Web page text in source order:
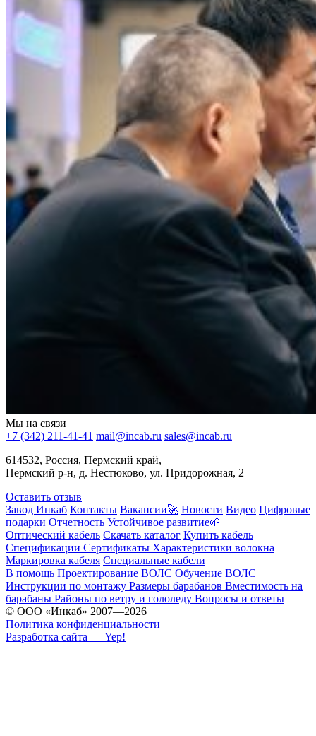
Мы на связи
+7 (342) 211-41-41 mail@incab.ru sales@incab.ru
614532, Россия, Пермский край,
Пермский р-н, д. Нестюково, ул. Придорожная, 2
Оставить отзыв
Завод Инкаб Контакты Вакансии🚀 Новости Видео Цифровые
подарки Отчетность Устойчивое развитие🌱
Оптический кабель Скачать каталог Купить кабель
Спецификации Сертификаты Характеристики волокна
Маркировка кабеля Специальные кабели
В помощь Проектирование ВОЛС Обучение ВОЛС
Инструкции по монтажу Размеры барабанов Вместимость на
барабаны Районы по ветру и гололеду Вопросы и ответы
© ООО «Инкаб» 2007—2026
Политика конфиденциальности
Разработка сайта — Yep!